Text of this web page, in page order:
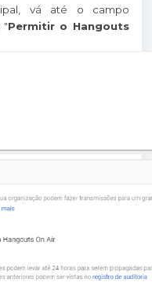
vá até o campo
"Permitir o Hangouts